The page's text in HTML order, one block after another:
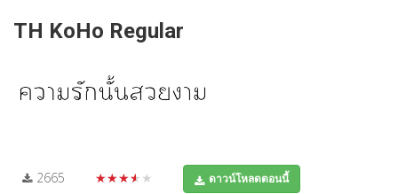
TH KoHo Regular
2665 ★★★★★ ดาวน์โหลดตอนนี้